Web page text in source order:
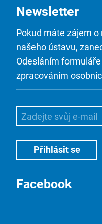
Newsletter
Pokud máte zájem
našeho ústavu,
Odesláním
zpracováním
Facebook